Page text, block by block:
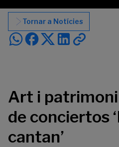
Tornar a Notícies
Art i
de conciertos
cantan’